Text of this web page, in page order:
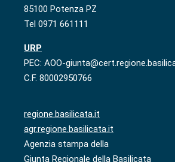
85100 Potenza PZ
Tel 0971 661111
URP
PEC: AOO-
C.F. 80002950766
regione.basilicata.it
agr.regione.basilicata.it
Agenzia stampa della
Giunta Regionale della Basilicata